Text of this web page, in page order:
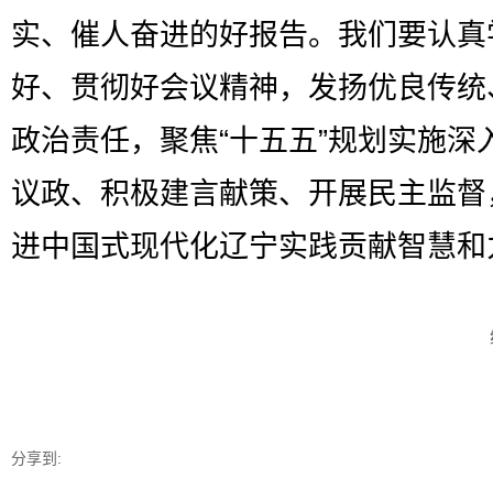
实、催人奋进的好报告。我们要认
好、贯彻好会议精神，发扬优良传
政治责任，聚焦“十五五”规划实施深
议政、积极建言献策、开展民主监
进中国式现代化辽宁实践贡献智慧
分享到: